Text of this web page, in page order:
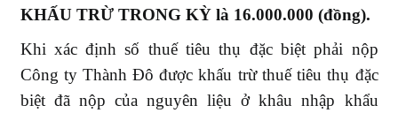
KHẤU TRỪ TRONG KỲ là 16.000.000 (đồng).
Khi xác định số thuế tiêu thụ đặc biệt phải nộp
Công ty Thành Đô được khấu trừ thuế tiêu thụ đặc
biệt đã nộp của nguyên liệu ở khâu nhập khẩu